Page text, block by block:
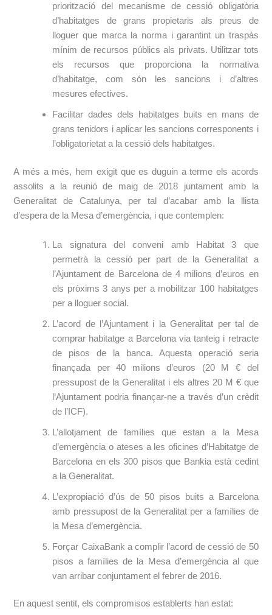
priorització del mecanisme de cessió obligatòria
d’habitatges de grans propietaris als preus de
lloguer que marca la norma i garantint un traspàs
mínim de recursos públics als privats. Utilitzar tots
els recursos que proporciona la normativa
d’habitatge, com són les sancions i d’altres
mesures efectives.
Facilitar dades dels habitatges buits en mans de
grans tenidors i aplicar les sancions corresponents i
l’obligatorietat a la cessió dels habitatges.
A més a més, hem exigit que es duguin a terme els acords
assolits a la reunió de maig de 2018 juntament amb la
Generalitat de Catalunya, per tal d’acabar amb la llista
d’espera de la Mesa d’emergència, i que contemplen:
La signatura del conveni amb Habitat 3 que
permetrà la cessió per part de la Generalitat a
l’Ajuntament de Barcelona de 4 milions d’euros en
els pròxims 3 anys per a mobilitzar 100 habitatges
per a lloguer social.
L’acord de l’Ajuntament i la Generalitat per tal de
comprar habitatge a Barcelona via tanteig i retracte
de pisos de la banca. Aquesta operació seria
finançada per 40 milions d’euros (20 M € del
pressupost de la Generalitat i els altres 20 M € que
l’Ajuntament podria finançar-ne a través d’un crèdit
de l’ICF).
L’allotjament de famílies que estan a la Mesa
d’emergència o ateses a les oficines d’Habitatge de
Barcelona en els 300 pisos que Bankia està cedint
a la Generalitat.
L’expropiació d’ús de 50 pisos buits a Barcelona
amb pressupost de la Generalitat per a famílies de
la Mesa d’emergència.
Forçar CaixaBank a complir l’acord de cessió de 50
pisos a famílies de la Mesa d’emergència al que
van arribar conjuntament el febrer de 2016.
En aquest sentit, els compromisos establerts han estat: